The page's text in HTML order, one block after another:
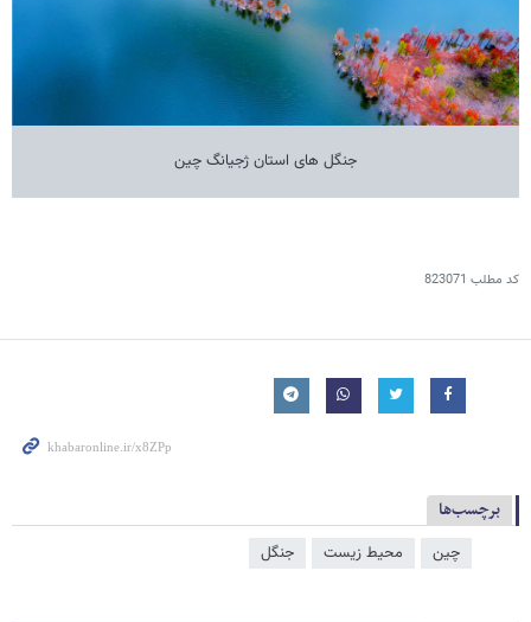
جنگل های استان ژجیانگ چین
کد مطلب 823071
برچسب‌ها
چین محیط زیست جنگل